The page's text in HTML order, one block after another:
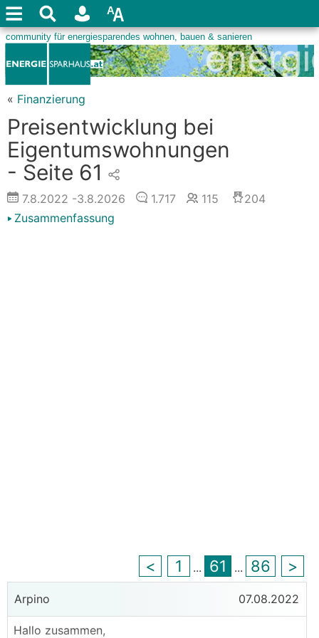
« Finanzierung
Preisentwicklung bei
Eigentumswohnungen
- Seite 61
7.8.2022 -3.8.2026 1.717 115
204
Zusammenfassung
< 1 ... 61 ... 86 >
Arpino 07.08.2022
Hallo zusammen,